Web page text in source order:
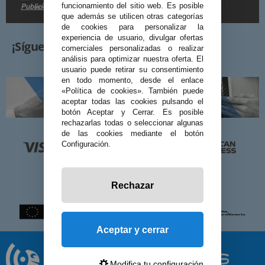
en la
Publicidad
¡Síguenos!
funcionamiento del sitio web. Es posible
que además se utilicen otras categorías
de cookies para personalizar la
experiencia de usuario, divulgar ofertas
comerciales personalizadas o realizar
análisis para optimizar nuestra oferta. El
usuario puede retirar su consentimiento
en todo momento, desde el enlace
«Política de cookies». También puede
aceptar todas las cookies pulsando el
botón Aceptar y Cerrar. Es posible
rechazarlas todas o seleccionar algunas
de las cookies mediante el botón
Configuración.
Rechazar
Aceptar y cerrar